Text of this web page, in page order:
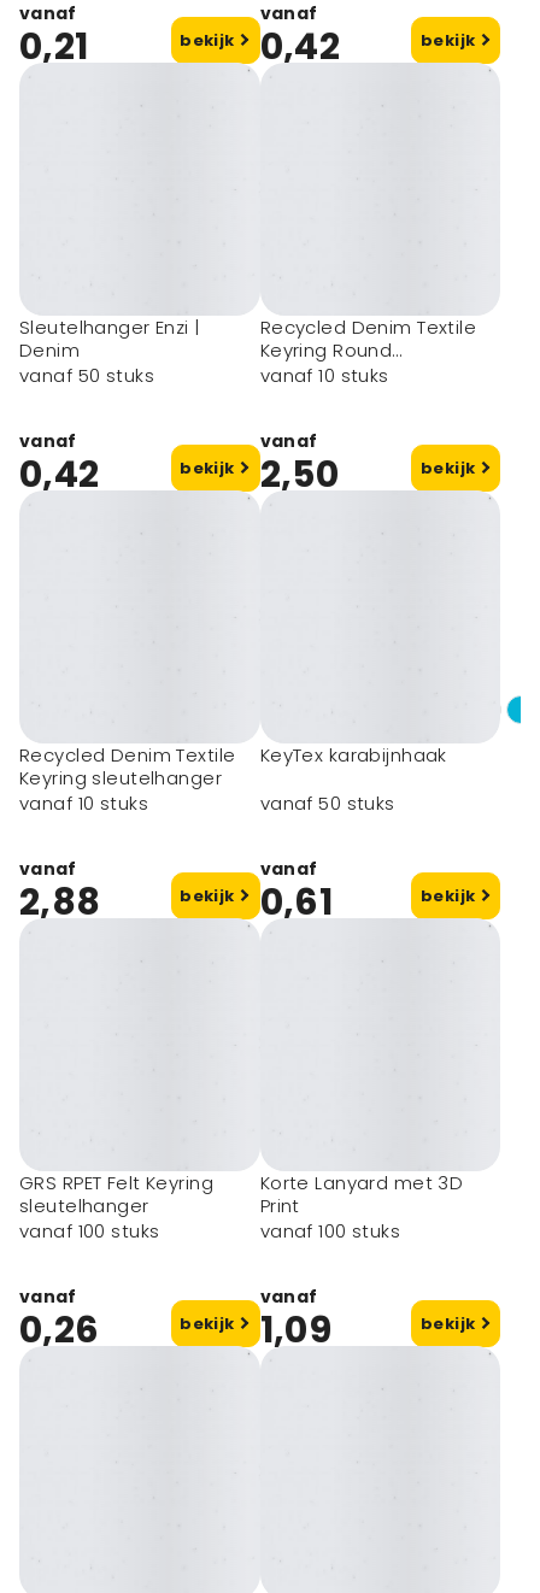
vanaf
0,21 bekijk
vanaf
0,42 bekijk
Sleutelhanger Enzi |
Denim
vanaf 50 stuks
vanaf
0,42 bekijk
Recycled Denim Textile
Keyring Round
sleutelhanger
vanaf 10 stuks
vanaf
2,50 bekijk
Recycled Denim Textile
Keyring sleutelhanger
vanaf 10 stuks
vanaf
2,88 bekijk
KeyTex karabijnhaak
vanaf 50 stuks
vanaf
0,61 bekijk
GRS RPET Felt Keyring
sleutelhanger
vanaf 100 stuks
vanaf
0,26 bekijk
Korte Lanyard met 3D
Print
vanaf 100 stuks
vanaf
1,09 bekijk